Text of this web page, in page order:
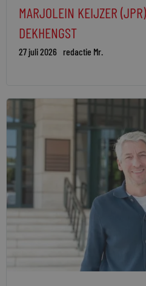
MARJOLEIN KEIJZER
DEKHENGST
27 juli 2026 redactie Mr.